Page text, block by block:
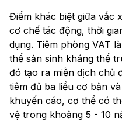
Điểm khác biệt giữa vắc
cơ chế tác động, thời
dụng. Tiêm phòng VAT
thể sản sinh kháng thể
đó tạo ra miễn dịch chủ
tiêm đủ ba liều cơ bản
khuyến cáo, cơ thể có
vệ trong khoảng 5 - 10